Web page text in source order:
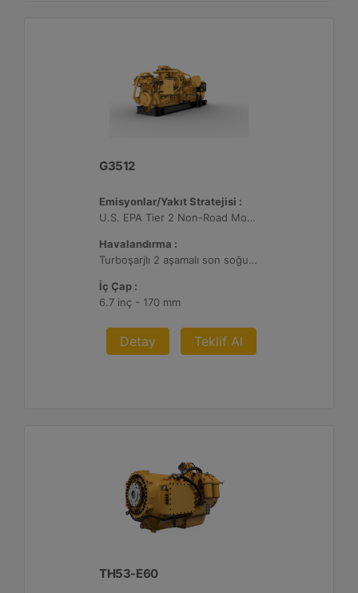
G3512
Emisyonlar/Yakıt Stratejisi :
U.S. EPA Tier 2 Non-Road Mobile
Havalandırma :
Turboşarjlı 2 aşamalı son soğutmalı
İç Çap :
6.7 inç - 170 mm
Detay Teklif Al
TH53-E60